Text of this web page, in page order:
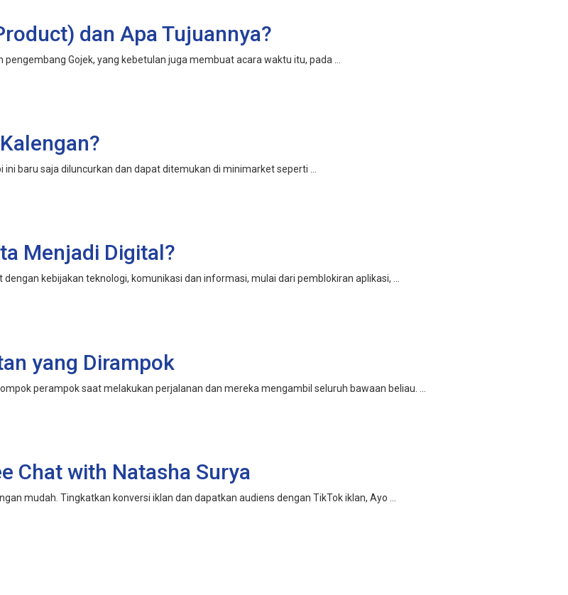
dan Apa Tujuannya?
Gojek, yang kebetulan juga membuat acara waktu itu, pada ...
baru saja diluncurkan dan dapat ditemukan di minimarket seperti ...
Menjadi Digital?
kebijakan teknologi, komunikasi dan informasi, mulai dari pemblokiran aplikasi, ...
yang Dirampok
perampok saat melakukan perjalanan dan mereka mengambil seluruh bawaan beliau. ...
Chat with Natasha Surya
mudah. Tingkatkan konversi iklan dan dapatkan audiens dengan TikTok iklan, Ayo ...